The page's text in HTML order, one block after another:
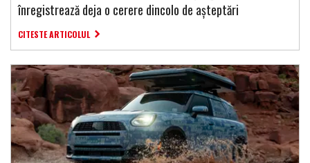
înregistrează deja o cerere dincolo de așteptări
CITESTE ARTICOLUL